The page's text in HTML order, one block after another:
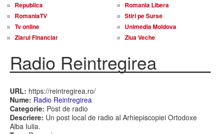
Republica
Romania Libera
RomaniaTV
Stiri pe Surse
Tv online
Unimedia Moldova
Ziarul Financiar
Ziua Veche
Radio Reintregirea
URL: https://reintregirea.ro/
Nume: Radio Reintregirea
Categorie: Post de radio
Descriere: Un post local de radio al Arhiepiscopiei Ortodoxe
Alba Iulia.